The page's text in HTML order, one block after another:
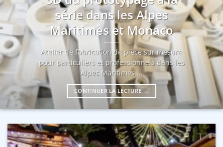
série dans les Alpes
Maritimes et Monaco
Atelier de fabrication de pièce sur mesure
pour particuliers et professionnels dans les
Alpes Maritimes ...
CONTINUER LA LECTURE →